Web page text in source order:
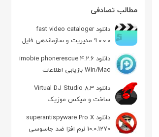
مطالب تصادفی
دانلود fast video cataloger
9.0.0.0 مدیریت و سازماندهی فایل
های ویدیویی
دانلود imobie phonerescue 4.2.6
Win/Mac بازیابی اطلاعات
محصولات اپل
دانلود Virtual DJ Studio 8.3
ساخت و میکس موزیک
دانلود superantispyware Pro X
10.0.1270 نرم افزا ضد جاسوسی